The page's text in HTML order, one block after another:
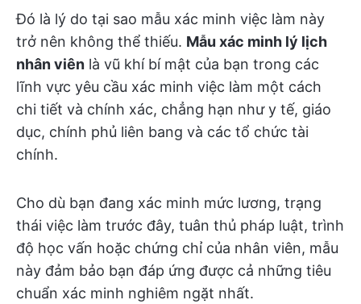
Đó là lý do tại sao mẫu xác minh việc làm này
trở nên không thể thiếu. Mẫu xác minh lý lịch
nhân viên là vũ khí bí mật của bạn trong các
lĩnh vực yêu cầu xác minh việc làm một cách
chi tiết và chính xác, chẳng hạn như y tế, giáo
dục, chính phủ liên bang và các tổ chức tài
chính.
Cho dù bạn đang xác minh mức lương, trạng
thái việc làm trước đây, tuân thủ pháp luật, trình
độ học vấn hoặc chứng chỉ của nhân viên, mẫu
này đảm bảo bạn đáp ứng được cả những tiêu
chuẩn xác minh nghiêm ngặt nhất.